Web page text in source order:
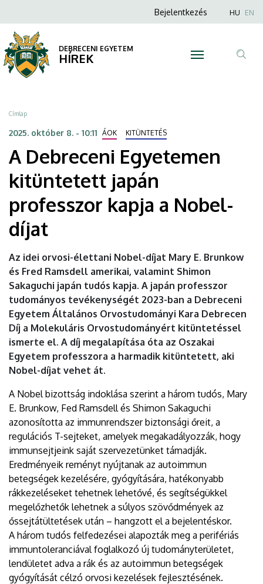
Debreceni
Egyetemen
kitüntetett
japán
professzor
kapja
Nobel-
díjat
DEBRECENI
EGYETEM
a
tartalomra
Anonim
menüje
Bejelentkezés HU EN
DEBRECENI EGYETEM
HÍREK
Morzsa
Címlap
2025. október 8. - 10:11 ÁOK KITÜNTETÉS
A Debreceni Egyetemen
kitüntetett japán
professzor kapja a Nobel-
díjat
Az idei orvosi-élettani Nobel-díjat Mary E. Brunkow
és Fred Ramsdell amerikai, valamint Shimon
Sakaguchi japán tudós kapja. A japán professzor
tudományos tevékenységét 2023-ban a Debreceni
Egyetem Általános Orvostudományi Kara Debrecen
Díj a Molekuláris Orvostudományért kitüntetéssel
ismerte el. A díj megalapítása óta az Oszakai
Egyetem professzora a harmadik kitüntetett, aki
Nobel-díjat vehet át.
A Nobel bizottság indoklása szerint a három tudós, Mary
E. Brunkow, Fed Ramsdell és Shimon Sakaguchi
azonosította az immunrendszer biztonsági őreit, a
regulációs T-sejteket, amelyek megakadályozzák, hogy
immunsejtjeink saját szervezetünket támadják.
Eredményeik reményt nyújtanak az autoimmun
betegségek kezelésére, gyógyítására, hatékonyabb
rákkezeléseket tehetnek lehetővé, és segítségükkel
megelőzhetők lehetnek a súlyos szövődmények az
őssejtátültetések után – hangzott el a bejelentéskor.
A három tudós felfedezései alapozták meg a perifériás
immuntoleranciával foglalkozó új tudományterületet,
lendületet adva a rák és az autoimmun betegségek
gyógyítását célzó orvosi kezelések fejlesztésének.